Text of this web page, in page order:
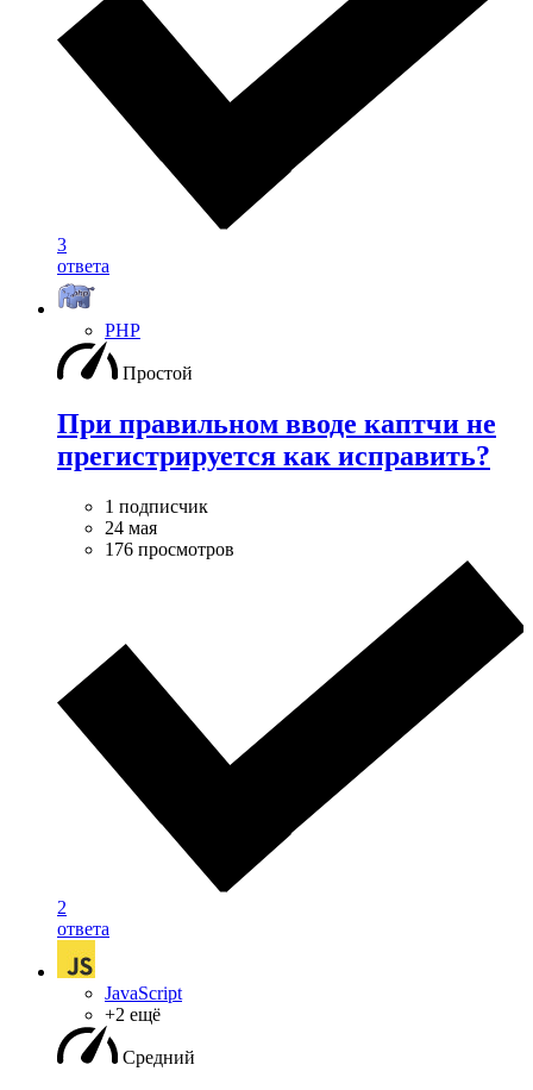
3
ответа
PHP
Простой
При правильном вводе каптчи не
прегистрируется как исправить?
1 подписчик
24 мая
176 просмотров
2
ответа
JavaScript
+2 ещё
Средний